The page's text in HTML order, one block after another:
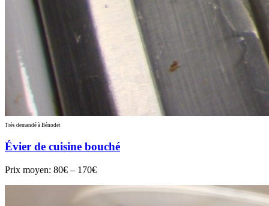
Très demandé à Bénodet
Évier de cuisine bouché
Prix moyen: 80€ – 170€